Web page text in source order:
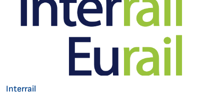
Interrail